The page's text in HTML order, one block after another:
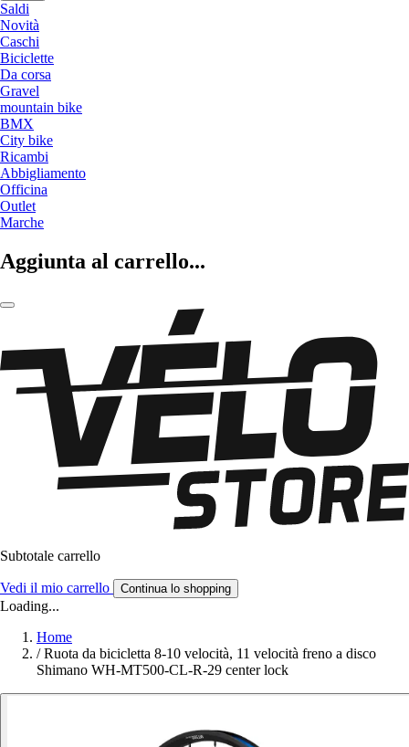
Saldi
Novità
Caschi
Biciclette
Da corsa
Gravel
mountain bike
BMX
City bike
Ricambi
Abbigliamento
Officina
Outlet
Marche
Aggiunta al carrello...
Subtotale carrello
Vedi il mio carrello Continua lo shopping
Loading...
Home
/ Ruota da bicicletta 8-10 velocità, 11 velocità freno a disco
Shimano WH-MT500-CL-R-29 center lock